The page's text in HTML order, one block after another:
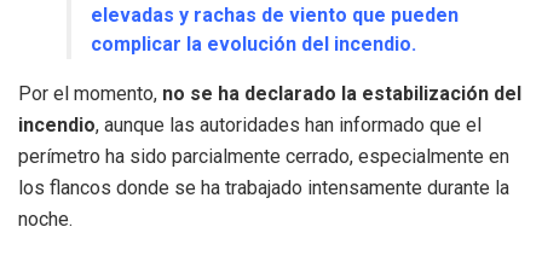
elevadas y rachas de viento que pueden
complicar la evolución del incendio.
Por el momento, no se ha declarado la estabilización del
incendio, aunque las autoridades han informado que el
perímetro ha sido parcialmente cerrado, especialmente en
los flancos donde se ha trabajado intensamente durante la
noche.